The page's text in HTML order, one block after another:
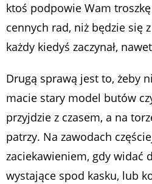
ktoś podpowie Wam
cennych rad, niż będzie się
każdy kiedyś zaczynał,
Drugą sprawą jest to, żeby
macie stary model butów
przyjdzie z czasem, a na
patrzy. Na zawodach
zaciekawieniem, gdy widać
wystające spod kasku, lub